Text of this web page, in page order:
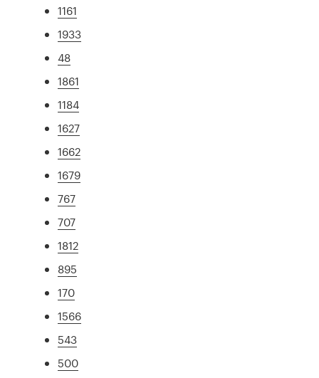
1161
1933
48
1861
1184
1627
1662
1679
767
707
1812
895
170
1566
543
500